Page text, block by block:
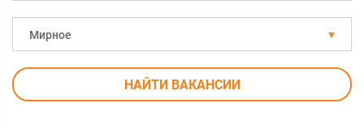
Мирное
НАЙТИ ВАКАНСИИ